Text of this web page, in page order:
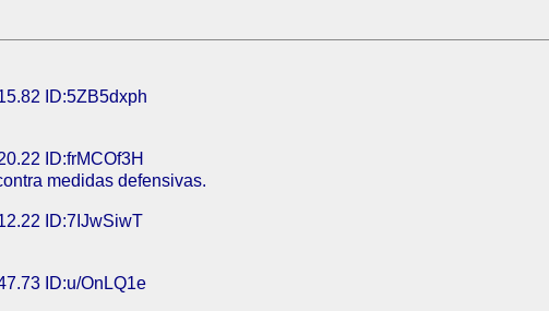
ID:5ZB5dxph
ID:frMCOf3H
medidas defensivas.
ID:7IJwSiwT
ID:u/OnLQ1e